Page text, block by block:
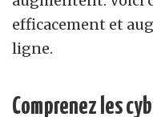
efficacement et
ligne.
Comprenez les